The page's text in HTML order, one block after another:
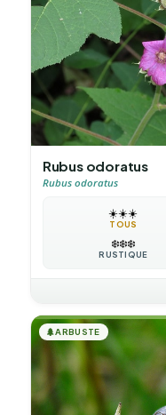
Rubus odoratus
Rubus odoratus
☀️☀️☀️
TOUS
❄️❄️❄️
RUSTIQUE
🌲ARBUSTE